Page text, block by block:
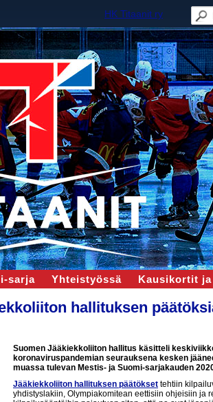
HK Titaanit ry
sarja Yhteistyössä Kausikortit
hallituksen
Suomen Jääkiekkoliiton hallitus käsitteli
koronaviruspandemian seurauksena kesken
muassa tulevan Mestis- ja Suomi-sarjakauden
Jääkiekkoliiton hallituksen päätökset tehtiin
yhdistyslakiin, Olympiakomitean eettisiin ohjeisiin ja